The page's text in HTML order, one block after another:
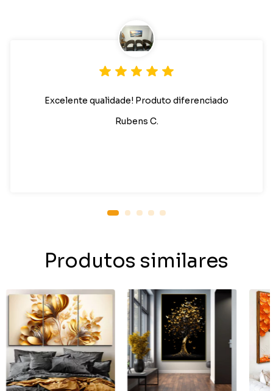
Excelente qualidade! Produto diferenciado
Rubens C.
Produtos similares